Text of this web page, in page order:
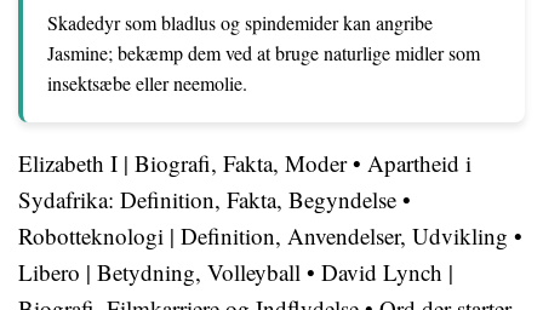
Skadedyr som bladlus og spindemider kan angribe
Jasmine; bekæmp dem ved at bruge naturlige midler som
insektsæbe eller neemolie.
Elizabeth I | Biografi, Fakta, Moder• Apartheid i
Sydafrika: Definition, Fakta, Begyndelse •
Robotteknologi | Definition, Anvendelser, Udvikling •
Libero | Betydning, Volleyball • David Lynch |